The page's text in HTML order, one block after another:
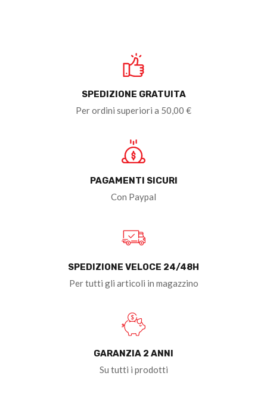
SPEDIZIONE GRATUITA
Per ordini superiori a 50,00 €
PAGAMENTI SICURI
Con Paypal
SPEDIZIONE VELOCE 24/48H
Per tutti gli articoli in magazzino
GARANZIA 2 ANNI
Su tutti i prodotti